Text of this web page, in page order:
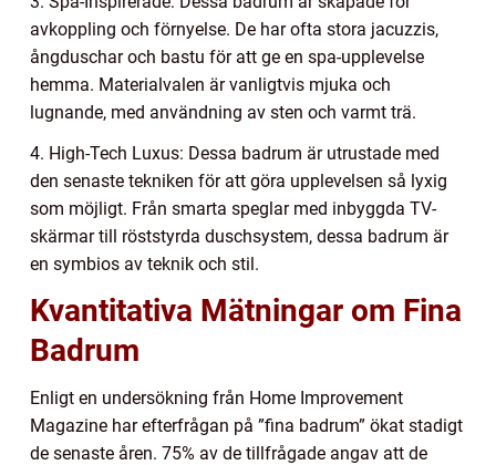
avkoppling och förnyelse. De har ofta stora jacuzzis,
ångduschar och bastu för att ge en spa-upplevelse
hemma. Materialvalen är vanligtvis mjuka och
lugnande, med användning av sten och varmt trä.
4. High-Tech Luxus: Dessa badrum är utrustade med
den senaste tekniken för att göra upplevelsen så lyxig
som möjligt. Från smarta speglar med inbyggda TV-
skärmar till röststyrda duschsystem, dessa badrum är
en symbios av teknik och stil.
Kvantitativa Mätningar om Fina
Badrum
Enligt en undersökning från Home Improvement
Magazine har efterfrågan på ”fina badrum” ökat stadigt
de senaste åren. 75% av de tillfrågade angav att de